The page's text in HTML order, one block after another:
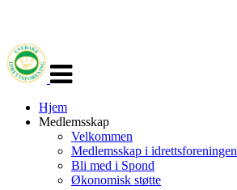
navigasjon
Hjem
Medlemsskap
Velkommen
Medlemsskap i idrettsforeningen
Bli med i Spond
Økonomisk støtte